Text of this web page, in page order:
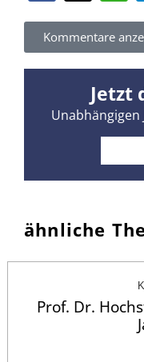
Kommentare
Jetzt
ähnliche
Prof. Dr.